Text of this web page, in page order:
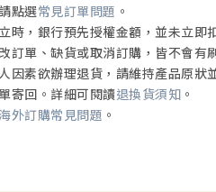
點選常見訂單問題 。
時，銀行預先授權金額，並未立
訂單、缺貨或取消訂購，皆不會有
因素欲辦理退貨，請維持產品原
寄回。詳細可閱讀退換貨須知 。
外訂購常見問題 。